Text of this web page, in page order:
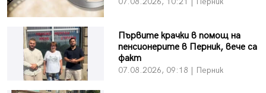
Първите крачки в помощ на
пенсионерите в Перник, вече са
факт
07.08.2026, 09:18 | Перник